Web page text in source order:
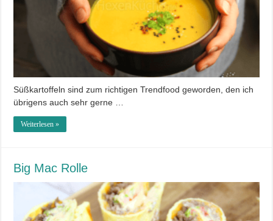
Süßkartoffeln sind zum richtigen Trendfood geworden, den ich
übrigens auch sehr gerne …
Weiterlesen »
Big Mac Rolle